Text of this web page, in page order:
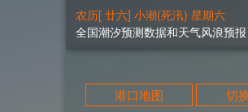
农历[ 廿六] 小潮(死汛) 星期六
全国潮汐预测数据和天气风浪预
港口地图 切